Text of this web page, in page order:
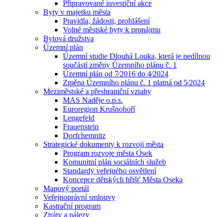
Připravované investiční akce
Byty v majetku města
Pravidla, žádosti, prohlášení
Volné městské byty k pronájmu
Bytová družstva
Územní plán
Územní studie Dlouhá Louka, která je nedílnou
součástí změny Územního plánu č. 1
Územní plán od 7⁄2016 do 4⁄2024
Změna Územního plánu č. 1 platná od 5⁄2024
Meziměstské a přeshraniční vztahy
MAS Naděje o.p.s.
Euroregion Krušnohoří
Lengefeld
Frauenstein
Dorfchemnitz
Strategické dokumenty k rozvoji města
Program rozvoje města Osek
Komunitní plán sociálních služeb
Standardy veřejného osvětlení
Koncepce dětských hřišť Města Oseka
Mapový portál
Veřejnoprávní smlouvy
Kastrační program
Ztráty a nálezy